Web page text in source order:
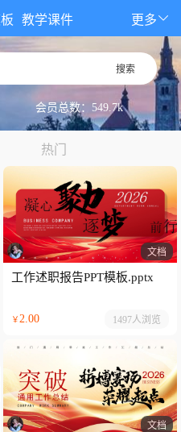
教学课件 更多
搜索
会员总数：549.7k
热门
文档
工作述职报告PPT模板.pptx
￥2.00 1497人浏览
文档